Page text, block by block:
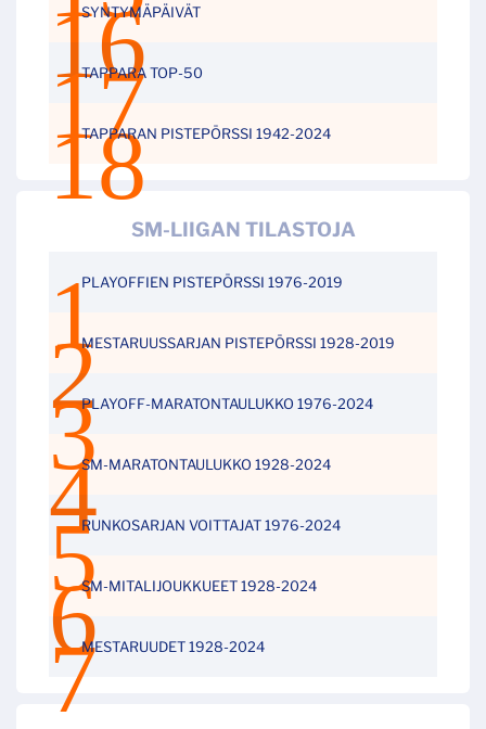
SYNTYMÄPÄIVÄT
TAPPARA TOP-50
TAPPARAN PISTEPÖRSSI 1942-2024
SM-LIIGAN TILASTOJA
PLAYOFFIEN PISTEPÖRSSI 1976-2019
MESTARUUSSARJAN PISTEPÖRSSI 1928-2019
PLAYOFF-MARATONTAULUKKO 1976-2024
SM-MARATONTAULUKKO 1928-2024
RUNKOSARJAN VOITTAJAT 1976-2024
SM-MITALIJOUKKUEET 1928-2024
MESTARUUDET 1928-2024